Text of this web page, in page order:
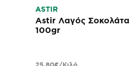
ASTIR
Astir Λαγός
100gr